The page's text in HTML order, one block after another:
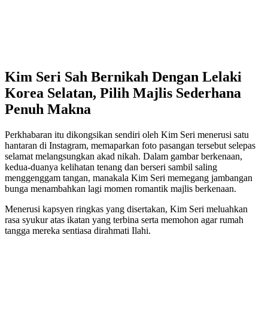
Kim Seri Sah Bernikah Dengan Lelaki
Korea Selatan, Pilih Majlis Sederhana
Penuh Makna
Perkhabaran itu dikongsikan sendiri oleh Kim Seri menerusi satu
hantaran di Instagram, memaparkan foto pasangan tersebut selepas
selamat melangsungkan akad nikah. Dalam gambar berkenaan,
kedua-duanya kelihatan tenang dan berseri sambil saling
menggenggam tangan, manakala Kim Seri memegang jambangan
bunga menambahkan lagi momen romantik majlis berkenaan.
Menerusi kapsyen ringkas yang disertakan, Kim Seri meluahkan
rasa syukur atas ikatan yang terbina serta memohon agar rumah
tangga mereka sentiasa dirahmati Ilahi.